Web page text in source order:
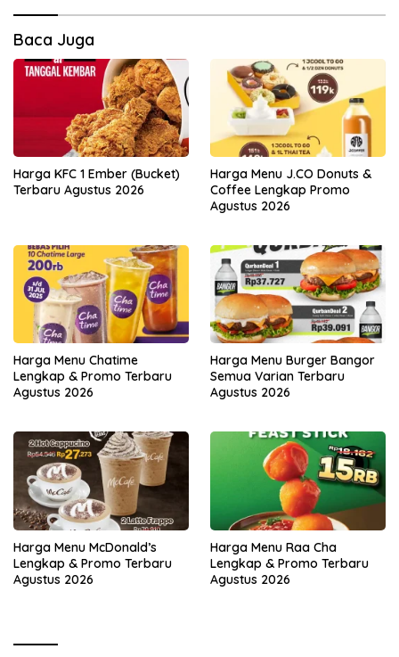
Baca Juga
Harga KFC 1 Ember (Bucket)
Terbaru Agustus 2026
Harga Menu J.CO Donuts &
Coffee Lengkap Promo
Agustus 2026
Harga Menu Chatime
Lengkap & Promo Terbaru
Agustus 2026
Harga Menu Burger Bangor
Semua Varian Terbaru
Agustus 2026
Harga Menu McDonald’s
Lengkap & Promo Terbaru
Agustus 2026
Harga Menu Raa Cha
Lengkap & Promo Terbaru
Agustus 2026